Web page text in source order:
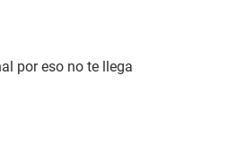
por eso no te llega